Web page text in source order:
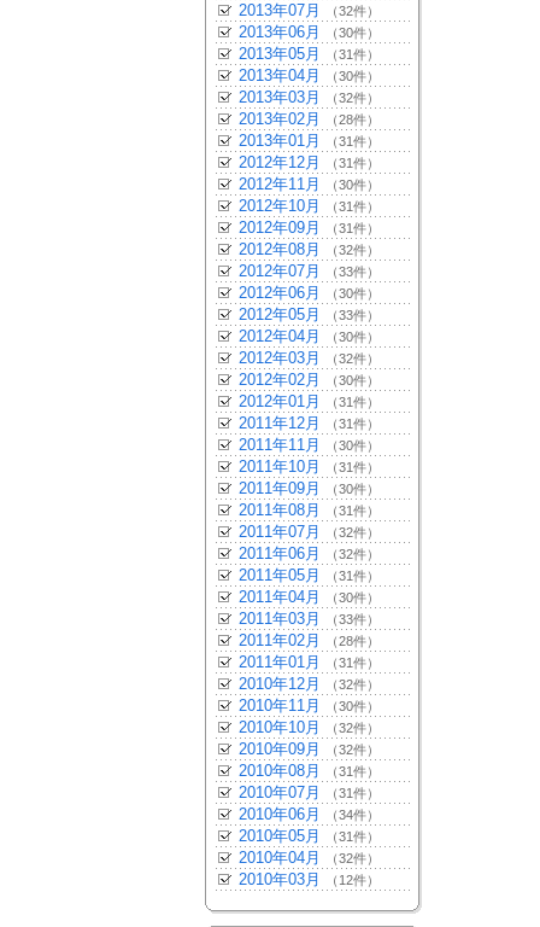
2013年07月 （32件）
2013年06月 （30件）
2013年05月 （31件）
2013年04月 （30件）
2013年03月 （32件）
2013年02月 （28件）
2013年01月 （31件）
2012年12月 （31件）
2012年11月 （30件）
2012年10月 （31件）
2012年09月 （31件）
2012年08月 （32件）
2012年07月 （33件）
2012年06月 （30件）
2012年05月 （33件）
2012年04月 （30件）
2012年03月 （32件）
2012年02月 （30件）
2012年01月 （31件）
2011年12月 （31件）
2011年11月 （30件）
2011年10月 （31件）
2011年09月 （30件）
2011年08月 （31件）
2011年07月 （32件）
2011年06月 （32件）
2011年05月 （31件）
2011年04月 （30件）
2011年03月 （33件）
2011年02月 （28件）
2011年01月 （31件）
2010年12月 （32件）
2010年11月 （30件）
2010年10月 （32件）
2010年09月 （32件）
2010年08月 （31件）
2010年07月 （31件）
2010年06月 （34件）
2010年05月 （31件）
2010年04月 （32件）
2010年03月 （12件）